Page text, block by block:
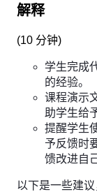
解释
(10 分钟)
学生完成
的经验。
课程演示
助学生给
提醒学生
予反馈时
馈改进自
以下是一些建议